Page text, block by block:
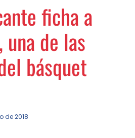
ficha a
una de las
básquet
de 2018